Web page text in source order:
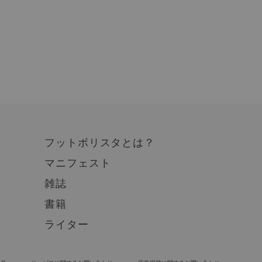
フットボリスタとは？
マニフェスト
雑誌
書籍
ライター